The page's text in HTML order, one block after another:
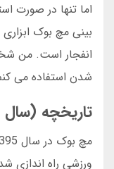
اما تنها در صورت
بینی مچ بوک
انفجار است. من
شدن استفاده می
تاریخچه (سال 1395)
ورزشی راه اندازی